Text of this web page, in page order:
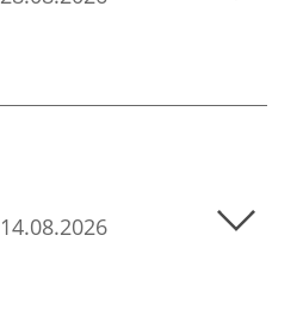
14.08.2026